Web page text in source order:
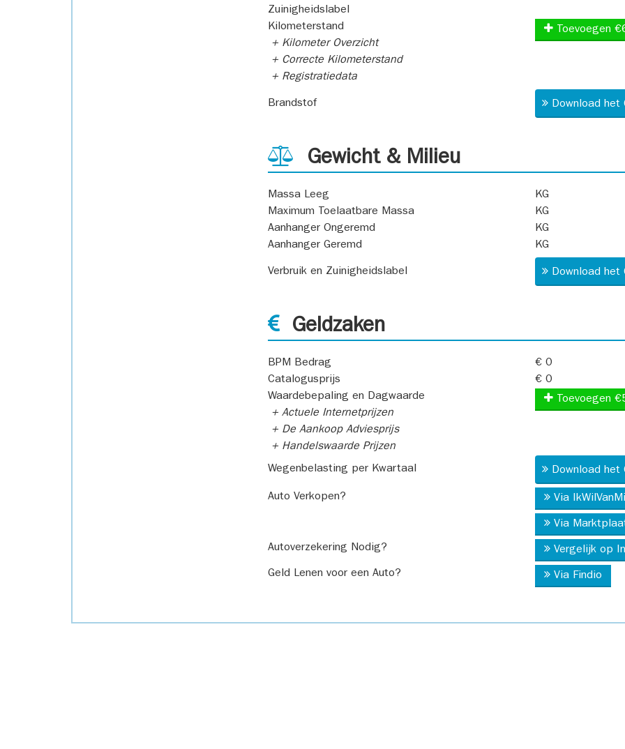
Zuinigheidslabel
Kilometerstand
+ Kilometer Overzicht
+ Correcte Kilometerstand
+ Registratiedata
Toevoegen
Brandstof Download
Gewicht & Milieu
Massa Leeg
KG
Maximum Toelaatbare Massa
KG
Aanhanger Ongeremd
KG
Aanhanger Geremd
KG
Verbruik en Zuinigheidslabel Download
Geldzaken
BPM Bedrag
€ 0
Catalogusprijs
€ 0
Waardebepaling en Dagwaarde
+ Actuele Internetprijzen
+ De Aankoop Adviesprijs
+ Handelswaarde Prijzen
Toevoegen
Wegenbelasting per Kwartaal Download
Auto Verkopen? Via
Via
Autoverzekering Nodig? Vergelijk op
Geld Lenen voor een Auto? Via Findio